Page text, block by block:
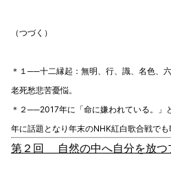
（つづく）
＊１──十二縁起：無明、行、識、名色、
老死愁悲苦憂悩。
＊２──2017年に「命に嫌われている。」
年に話題となり年末のNHK紅白歌合戦でも
第２回 自然の中へ自分を放つ